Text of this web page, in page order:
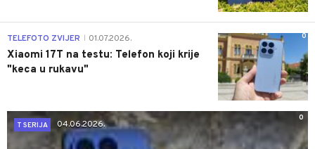
0
TELEFOTO ZVIJER 01.07.2026.
Xiaomi 17T na testu: Telefon koji krije
"keca u rukavu"
0
T SERIJA
04.06.2026.